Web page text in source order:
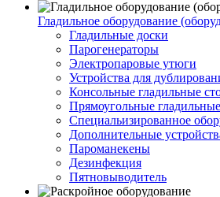
Гладильное оборудование
Гладильные доски
Парогенераторы
Электропаровые утюги
Устройства для
Консольные гладильные
Прямоугольные
Специальизированное
Дополнительные
Пароманекены
Дезинфекция
Пятновыводитель